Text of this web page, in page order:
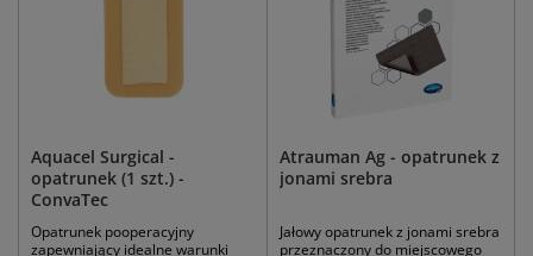
Aquacel Surgical -
opatrunek (1 szt.) -
ConvaTec
Opatrunek pooperacyjny
zapewniający idealne warunki
Atrauman Ag - opatrunek z
jonami srebra
Jałowy opatrunek z jonami srebra
przeznaczony do miejscowego